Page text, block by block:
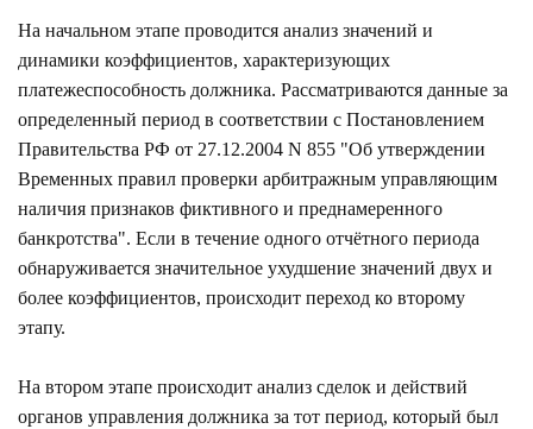
На начальном этапе проводится анализ значений и
динамики коэффициентов, характеризующих
платежеспособность должника. Рассматриваются данные за
определенный период в соответствии с Постановлением
Правительства РФ от 27.12.2004 N 855 "Об утверждении
Временных правил проверки арбитражным управляющим
наличия признаков фиктивного и преднамеренного
банкротства". Если в течение одного отчётного периода
обнаруживается значительное ухудшение значений двух и
более коэффициентов, происходит переход ко второму
этапу.
На втором этапе происходит анализ сделок и действий
органов управления должника за тот период, который был